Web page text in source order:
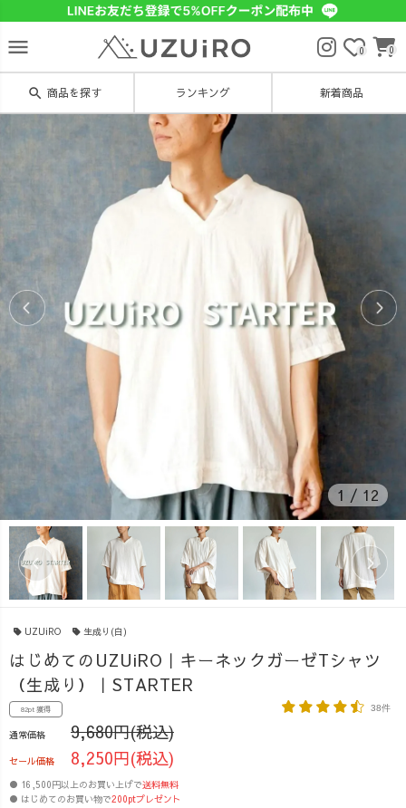
menu 0 0
search 商品を探す ランキング 新着商品
1 / 12
UZUiRO 生成り(白)
はじめてのUZUiRO｜キーネックガーゼTシャツ
（生成り）｜STARTER
82pt 獲得 38件
通常価格 9,680円(税込)
セール価格 8,250円(税込)
● 16,500円以上のお買い上げで送料無料
● はじめてのお買い物で200ptプレゼント